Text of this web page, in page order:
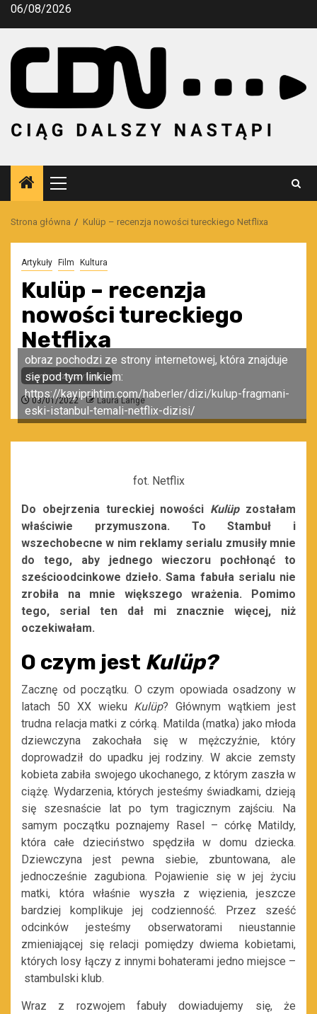
Przejdź
06/08/2026
Menu
główne
Strona główna Kulüp – recenzja nowości tureckiego Netflixa
Artykuły Film Kultura
Kulüp – recenzja
nowości tureckiego
Netflixa
5 min przeczytania
03/01/2022 Laura Lange
obraz pochodzi ze strony internetowej, która znajduje
się pod tym linkiem:
https://kayiprihtim.com/haberler/dizi/kulup-fragmani-
eski-istanbul-temali-netflix-dizisi/
fot. Netflix
Do obejrzenia tureckiej nowości Kulüpzostałam
właściwie przymuszona. To Stambuł i
wszechobecne w nim reklamy serialu zmusiły mnie
do tego, aby jednego wieczoru pochłonąć to
sześcioodcinkowe dzieło. Sama fabuła serialu nie
zrobiła na mnie większego wrażenia. Pomimo
tego, serial ten dał mi znacznie więcej, niż
oczekiwałam.
O czym jest Kulüp?
Zacznę od początku. O czym opowiada osadzony w
latach 50 XX wieku Kulüp? Głównym wątkiem jest
trudna relacja matki z córką. Matilda (matka) jako młoda
dziewczyna zakochała się w mężczyźnie, który
doprowadził do upadku jej rodziny. W akcie zemsty
kobieta zabiła swojego ukochanego, z którym zaszła w
ciążę. Wydarzenia, których jesteśmy świadkami, dzieją
się szesnaście lat po tym tragicznym zajściu. Na
samym początku poznajemy Rasel – córkę Matildy,
która całe dzieciństwo spędziła w domu dziecka.
Dziewczyna jest pewna siebie, zbuntowana, ale
jednocześnie zagubiona. Pojawienie się w jej życiu
matki, która właśnie wyszła z więzienia, jeszcze
bardziej komplikuje jej codzienność. Przez sześć
odcinków jesteśmy obserwatorami nieustannie
zmieniającej się relacji pomiędzy dwiema kobietami,
których losy łączy z innymi bohaterami jedno miejsce –
stambulski klub.
Wraz z rozwojem fabuły dowiadujemy się, że